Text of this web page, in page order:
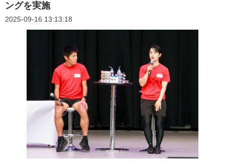
ングを実施
2025-09-16 13:13:18